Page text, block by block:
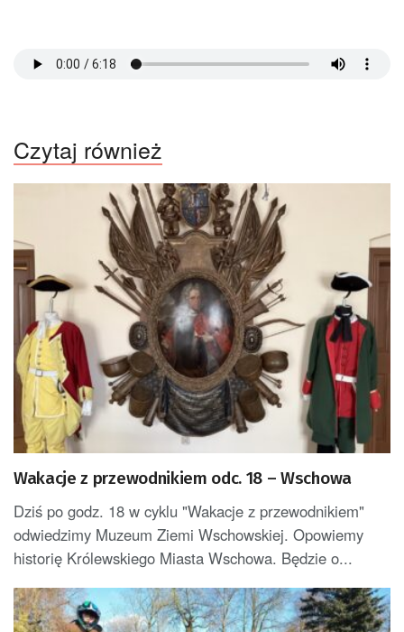
Czytaj również
Wakacje z przewodnikiem odc. 18 – Wschowa
Dziś po godz. 18 w cyklu "Wakacje z przewodnikiem"
odwiedzimy Muzeum Ziemi Wschowskiej. Opowiemy
historię Królewskiego Miasta Wschowa. Będzie o...